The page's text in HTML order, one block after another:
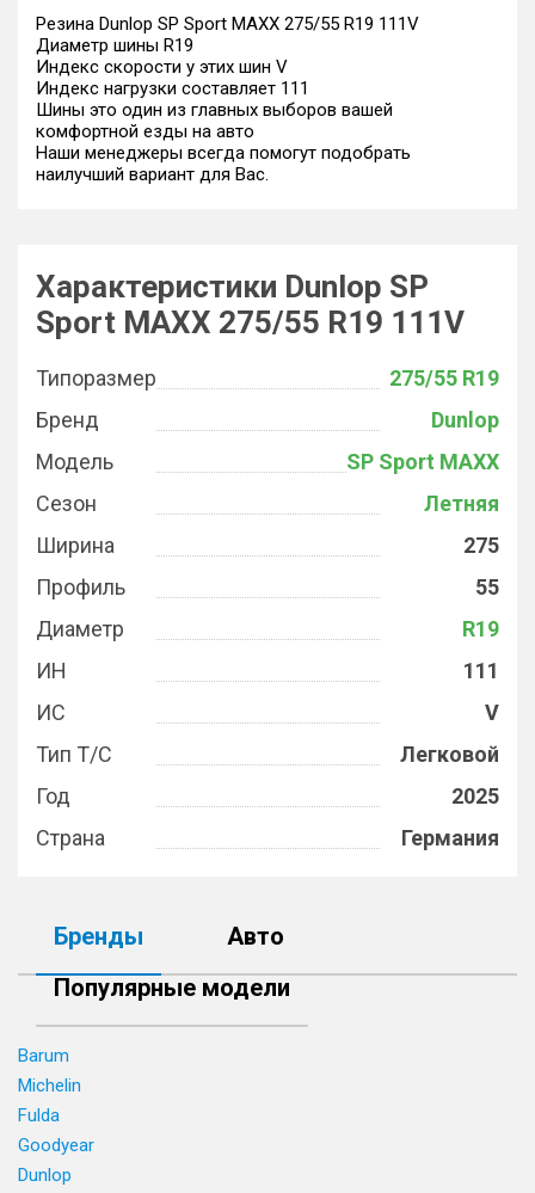
Резина Dunlop SP Sport MAXX 275/55 R19 111V
Диаметр шины R19
Индекс скорости у этих шин V
Индекс нагрузки составляет 111
Шины это один из главных выборов вашей
комфортной езды на авто
Наши менеджеры всегда помогут подобрать
наилучший вариант для Вас.
Характеристики Dunlop SP
Sport MAXX 275/55 R19 111V
Типоразмер
275/55 R19
Бренд
Dunlop
Модель
SP Sport MAXX
Сезон
Летняя
Ширина
275
Профиль
55
Диаметр
R19
ИН
111
ИС
V
Тип Т/С
Легковой
Год
2025
Страна
Германия
Бренды
Авто
Популярные модели
Barum
Michelin
Fulda
Goodyear
Dunlop